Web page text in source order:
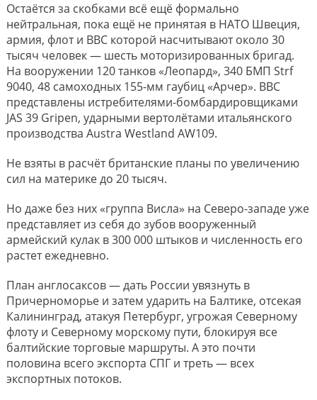
Остаётся за скобками всё ещё формально
нейтральная, пока ещё не принятая в НАТО Швеция,
армия, флот и ВВС которой насчитывают около 30
тысяч человек — шесть моторизированных бригад.
На вооружении 120 танков «Леопард», 340 БМП Strf
9040, 48 самоходных 155-мм гаубиц «Арчер». ВВС
представлены истребителями-бомбардировщиками
JAS 39 Gripen, ударными вертолётами итальянского
производства Austra Westland AW109.
Не взяты в расчёт британские планы по увеличению
сил на материке до 20 тысяч.
Но даже без них «группа Висла» на Северо-западе уже
представляет из себя до зубов вооруженный
армейский кулак в 300 000 штыков и численность его
растет ежедневно.
План англосаксов — дать России увязнуть в
Причерноморье и затем ударить на Балтике, отсекая
Калининград, атакуя Петербург, угрожая Северному
флоту и Северному морскому пути, блокируя все
балтийские торговые маршруты. А это почти
половина всего экспорта СПГ и треть — всех
экспортных потоков.